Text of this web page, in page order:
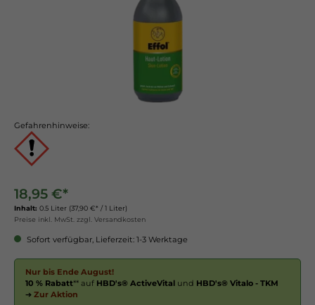
Gefahrenhinweise:
18,95 €*
Inhalt: 0.5 Liter (37,90 €* / 1 Liter)
Preise inkl. MwSt. zzgl. Versandkosten
Sofort verfügbar, Lieferzeit: 1-3 Werktage
Nur bis Ende August!
10 % Rabatt** auf HBD's® ActiveVital und HBD's® Vitalo - TKM
➔ Zur Aktion